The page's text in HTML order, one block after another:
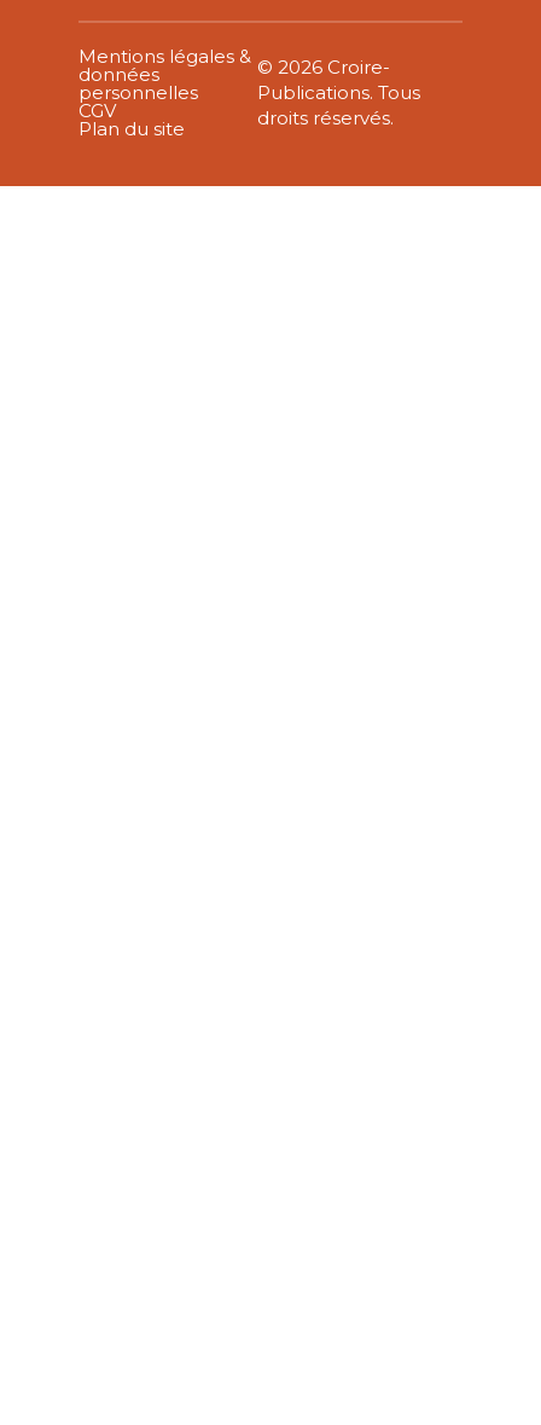
Mentions légales &
données
personnelles
CGV
Plan du site
© 2026 Croire-
Publications. Tous
droits réservés.